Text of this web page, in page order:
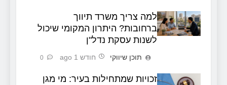
למה צריך משרד תיווך
ברחובות? היתרון המקומי שיכול
לשנות עסקת נדל"ן
תוכן שיווקי חודש 1 ago 0
זכויות שמתחילות בעיר: מי מגן